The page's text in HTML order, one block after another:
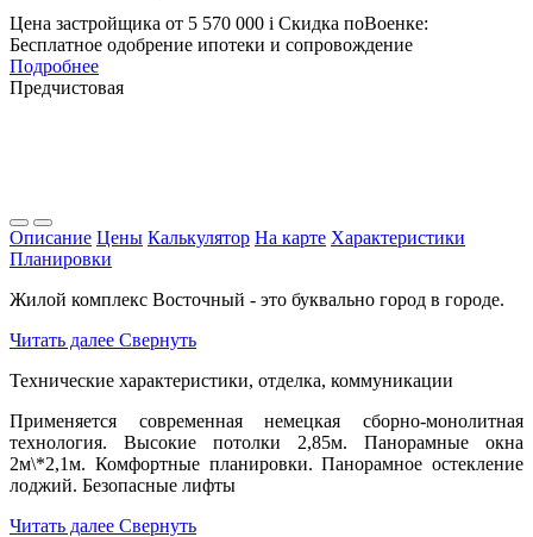
Цена застройщика от 5 570 000 i Скидка поВоенке:
Бесплатное одобрение ипотеки и сопровождение
Подробнее
Предчистовая
Описание Цены Калькулятор На карте Характеристики
Планировки
Жилой комплекс Восточный - это буквально город в городе.
Читать далее Свернуть
Технические характеристики, отделка, коммуникации
Применяется современная немецкая сборно-монолитная
технология. Высокие потолки 2,85м. Панорамные окна
2м\*2,1м. Комфортные планировки. Панорамное остекление
лоджий. Безопасные лифты
Читать далее Свернуть